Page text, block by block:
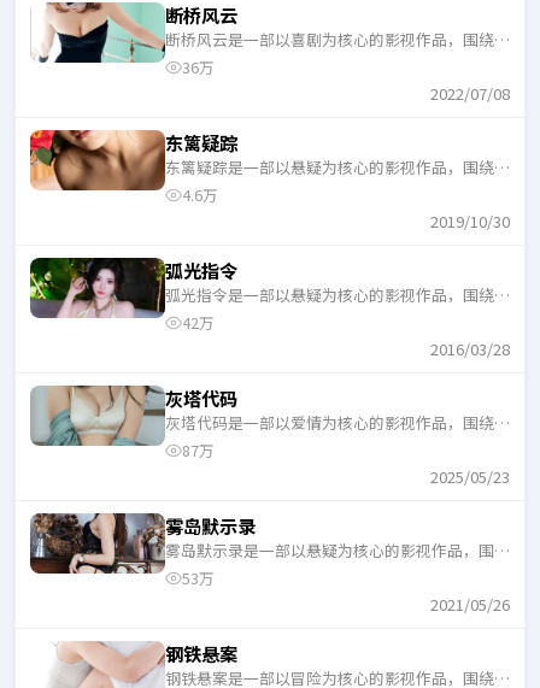
断桥风云
断桥风云是一部以喜剧为核心的影视作品，围绕危
机、反转与人物成长展开，整体节奏紧凑，适合一
36万
2022/07/08
东篱疑踪
东篱疑踪是一部以悬疑为核心的影视作品，围绕危
机、反转与人物成长展开，整体节奏紧凑，适合一
4.6万
2019/10/30
弧光指令
弧光指令是一部以悬疑为核心的影视作品，围绕危
机、反转与人物成长展开，整体节奏紧凑，适合一
42万
2016/03/28
灰塔代码
灰塔代码是一部以爱情为核心的影视作品，围绕危
机、反转与人物成长展开，整体节奏紧凑，适合一
87万
2025/05/23
雾岛默示录
雾岛默示录是一部以悬疑为核心的影视作品，围绕
危机、反转与人物成长展开，整体节奏紧凑，适合
53万
2021/05/26
钢铁悬案
钢铁悬案是一部以冒险为核心的影视作品，围绕危